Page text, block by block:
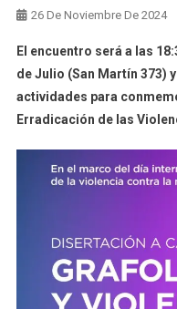
26 De Noviembre De 2024
El encuentro será a las
de Julio (San Martín 373)
actividades para
Erradicación de las